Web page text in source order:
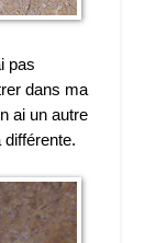
pas
dans ma
ai un autre